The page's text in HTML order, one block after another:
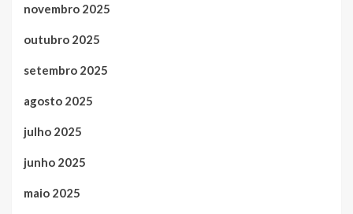
novembro 2025
outubro 2025
setembro 2025
agosto 2025
julho 2025
junho 2025
maio 2025